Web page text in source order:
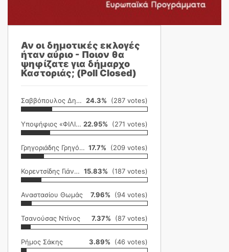
Αν οι δημοτικές εκλογές
ήταν αύριο - Ποιον θα
ψηφίζατε για δήμαρχο
Καστοριάς; (Poll Closed)
Σαββόπουλος Δημήτρης 24.3% (287 votes)
Υποψήφιος «ΦΙΛΙΚΗ ΕΤΑΙΡΕΙΑ» 22.95% (271 votes)
Γρηγοριάδης Γρηγόρης 17.7% (209 votes)
Κορεντσίδης Γιάννης 15.83% (187 votes)
Αναστασίου Θωμάς 7.96% (94 votes)
Τσανούσας Ντίνος 7.37% (87 votes)
Ρήμος Σάκης 3.89% (46 votes)